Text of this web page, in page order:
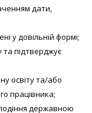
дати,
у довільній формі;
підтверджує
освіту та/або
працівника;
державною